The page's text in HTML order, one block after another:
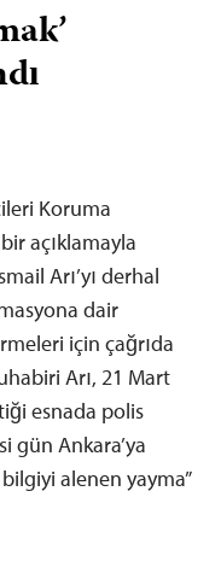
Koruma
açıklamayla
Arı’yı derhal
dair
için çağrıda
Arı, 21 Mart
esnada polis
gün Ankara’ya
alenen yayma”